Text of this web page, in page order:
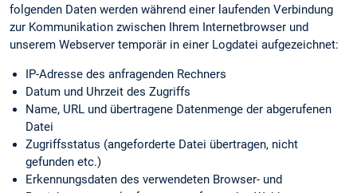
folgenden Daten werden während einer laufenden Verbindung
zur Kommunikation zwischen Ihrem Internetbrowser und
unserem Webserver temporär in einer Logdatei aufgezeichnet:
IP-Adresse des anfragenden Rechners
Datum und Uhrzeit des Zugriffs
Name, URL und übertragene Datenmenge der abgerufenen
Datei
Zugriffsstatus (angeforderte Datei übertragen, nicht
gefunden etc.)
Erkennungs­daten des verwendeten Browser- und